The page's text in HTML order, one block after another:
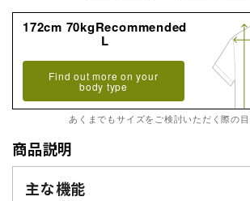
172cm 70kgRecommended
L
Find out more on your
body type
あくまでもサイズをご検討いただく際の目
商品説明
主な機能